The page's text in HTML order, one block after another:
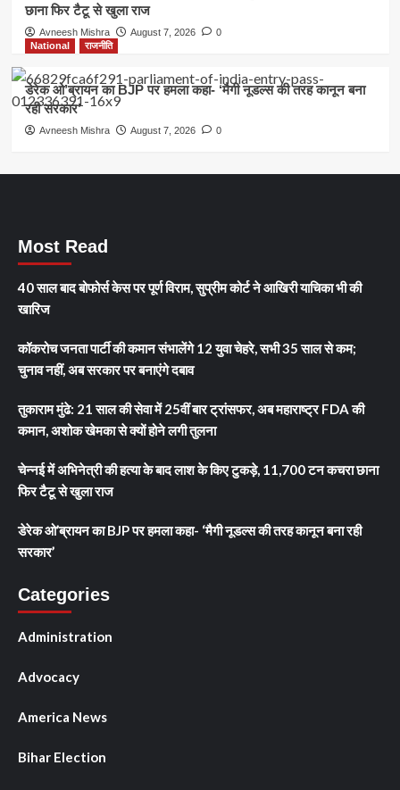
छाना फिर टैटू से खुला राज
Avneesh Mishra August 7, 2026
0
National
राजनीति
डेरेक ओ’ब्रायन का BJP पर हमला कहा- ‘मैगी नूडल्स की तरह कानून बना
रही सरकार’
Avneesh Mishra August 7, 2026 0
Most Read
40 साल बाद बोफोर्स केस पर पूर्ण विराम, सुप्रीम कोर्ट ने आखिरी याचिका भी की
खारिज
कॉकरोच जनता पार्टी की कमान संभालेंगे 12 युवा चेहरे, सभी 35 साल से कम;
चुनाव नहीं, अब सरकार पर बनाएंगे दबाव
तुकाराम मुंढे: 21 साल की सेवा में 25वीं बार ट्रांसफर, अब महाराष्ट्र FDA की
कमान, अशोक खेमका से क्यों होने लगी तुलना
चेन्नई में अभिनेत्री की हत्या के बाद लाश के किए टुकड़े, 11,700 टन कचरा छाना
फिर टैटू से खुला राज
डेरेक ओ’ब्रायन का BJP पर हमला कहा- ‘मैगी नूडल्स की तरह कानून बना रही
सरकार’
Categories
Administration
Advocacy
America News
Bihar Election